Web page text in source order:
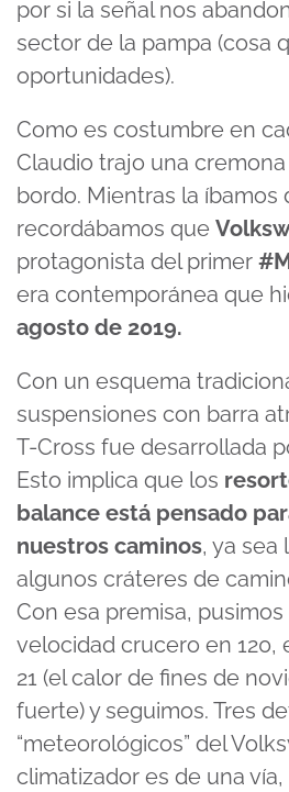
por si la señal nos
sector de la pampa (cosa
oportunidades).
Como es costumbre en
Claudio trajo una
bordo. Mientras la íbamos
recordábamos que
protagonista del primer
era contemporánea que
agosto de 2019.
Con un esquema
suspensiones con barra
T-Cross fue desarrollada
Esto implica que los
balance está pensado
nuestros caminos, ya sea
algunos cráteres de
Con esa premisa,
velocidad crucero en 120,
21 (el calor de fines de
fuerte) y seguimos. Tres
“meteorológicos” del
climatizador es de una